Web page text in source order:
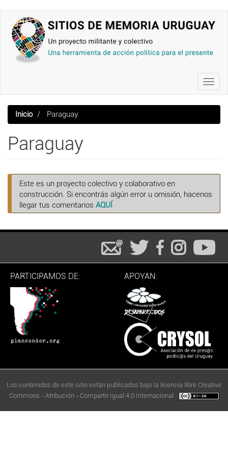
contenido
principal
Inicio Paraguay
Paraguay
Este es un proyecto colectivo y colaborativo en
construcción. Si encontrás algún error u omisión, hacenos
llegar tus comentarios AQUÍ
PARTICIPAMOS DE: APOYAN:
Los contenidos de este sitio están publicados bajo la licencia libre Creative
Commons - Atribución - Compartir Igual 4.0 Internacional